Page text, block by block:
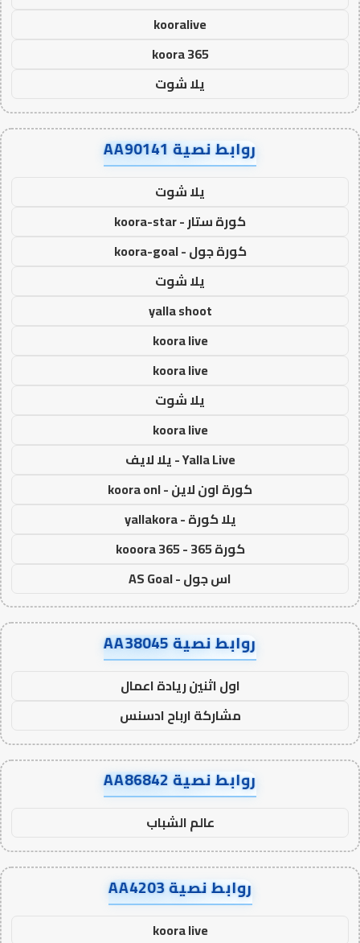
kooralive
koora 365
يلا شوت
روابط نصية AA90141
يلا شوت
كورة ستار - koora-star
كورة جول - koora-goal
يلا شوت
yalla shoot
koora live
koora live
يلا شوت
koora live
Yalla Live - يلا لايف
كورة اون لاين - koora onl
يلا كورة - yallakora
كورة 365 - kooora 365
اس جول - AS Goal
روابط نصية AA38045
اول اثنين ريادة اعمال
مشاركة ارباح ادسنس
روابط نصية AA86842
عالم الشباب
روابط نصية AA4203
koora live